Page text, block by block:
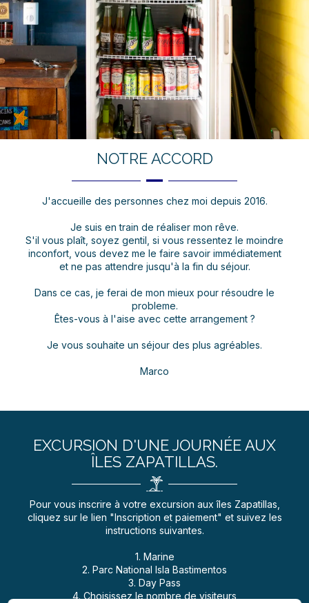
NOTRE ACCORD
J'accueille des personnes chez moi depuis 2016.
Je suis en train de réaliser mon rêve.
S'il vous plaît, soyez gentil, si vous ressentez le moindre
inconfort, vous devez me le faire savoir immédiatement
et ne pas attendre jusqu'à la fin du séjour.
Dans ce cas, je ferai de mon mieux pour résoudre le
probleme.
Êtes-vous à l'aise avec cette arrangement ?
Je vous souhaite un séjour des plus agréables.
Marco
EXCURSION D'UNE JOURNÉE AUX
ÎLES ZAPATILLAS.
Pour vous inscrire à votre excursion aux îles Zapatillas,
cliquez sur le lien "Inscription et paiement" et suivez les
instructions suivantes.
1. Marine
2. Parc National Isla Bastimentos
3. Day Pass
4. Choisissez le nombre de visiteurs